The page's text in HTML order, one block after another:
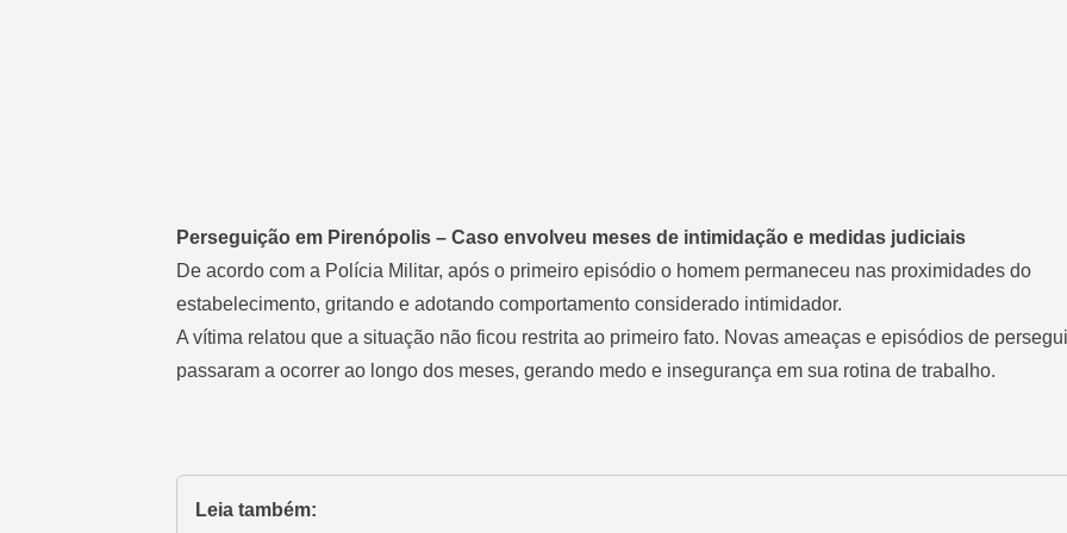
Perseguição em Pirenópolis – Caso envolveu meses de intimidação e medidas judiciais
De acordo com a Polícia Militar, após o primeiro episódio o homem permaneceu nas proximidades do
estabelecimento, gritando e adotando comportamento considerado intimidador.
A vítima relatou que a situação não ficou restrita ao primeiro fato. Novas ameaças e episódios de
passaram a ocorrer ao longo dos meses, gerando medo e insegurança em sua rotina de trabalho.
Leia também: